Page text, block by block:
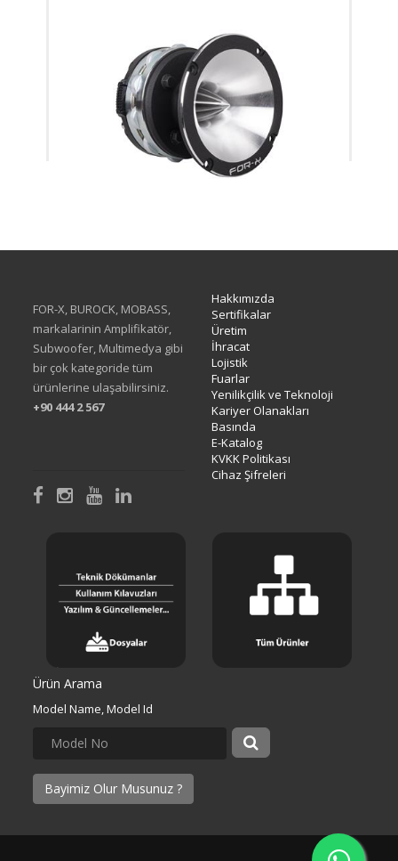
FOR-X, BUROCK, MOBASS,
markalarinin Amplifikatör,
Subwoofer, Multimedya gibi
bir çok kategoride tüm
ürünlerine ulaşabilirsiniz.
+90 444 2 567
Hakkımızda
Sertifikalar
Üretim
İhracat
Lojistik
Fuarlar
Yenilikçilik ve Teknoloji
Kariyer Olanakları
Basında
E-Katalog
KVKK Politikası
Cihaz Şifreleri
Ürün Arama
Model Name, Model Id
Bayimiz Olur Musunuz ?